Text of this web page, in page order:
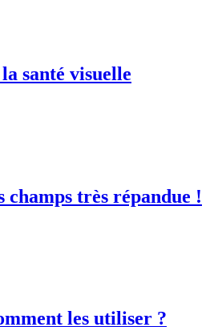
santé visuelle
champs très répandue !
les utiliser ?